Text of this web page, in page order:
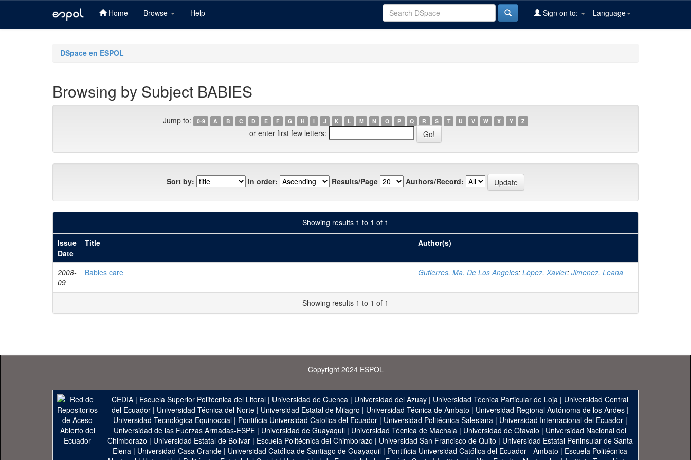
Home Browse Help Language
Sign on to:
DSpace en ESPOL
Browsing by Subject BABIES
Jump to: 0-9 A B C D E F G H I J K L M N O P Q R S T U V W X Y Z
or enter first few letters:
Sort by: In order: Results/Page Authors/Record:
Showing results 1 to 1 of 1
Issue
Date
Title Author(s)
2008-
09
Babies care Gutierres, Ma. De Los Angeles; Lòpez, Xavier; Jimenez, Leana
Showing results 1 to 1 of 1
Copyright 2024 ESPOL
CEDIA | Escuela Superior Politécnica del Litoral | Universidad de Cuenca | Universidad del Azuay | Universidad Técnica Particular de Loja | Universidad Central
del Ecuador| Universidad Técnica del Norte| Universidad Estatal de Milagro | Universidad Técnica de Ambato | Universidad Regional Autónoma de los Andes|
Universidad Tecnológica Equinoccial| Pontificia Universidad Catolica del Ecuador| Universidad Politécnica Salesiana| Universidad Internacional del Ecuador|
Universidad de las Fuerzas Armadas-ESPE | Universidad de Guayaquil | Universidad Técnica de Machala | Universidad de Otavalo | Universidad Nacional del
Chimborazo | Universidad Estatal de Bolivar| Escuela Politécnica del Chimborazo | Universidad San Francisco de Quito | Universidad Estatal Peninsular de Santa
Elena | Universidad Casa Grande | Universidad Católica de Santiago de Guayaquil | Pontificia Universidad Católica del Ecuador - Ambato | Escuela Politécnica